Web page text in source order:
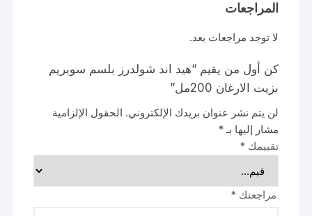
المراجعات
لا توجد مراجعات بعد.
كن أول من يقيم “هيد اند شولدرز بلسم سوبريم
بزيت الارغان 200مل”
لن يتم نشر عنوان بريدك الإلكتروني. الحقول الإلزامية
مشار إليها بـ*
تقييمك*
مراجعتك*